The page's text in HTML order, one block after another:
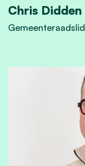
Chris Didden
Gemeenteraadslid